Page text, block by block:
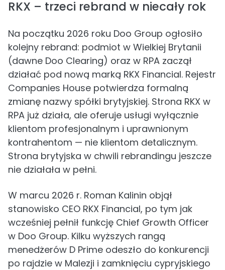
RKX – trzeci rebrand w niecały rok
Na początku 2026 roku Doo Group ogłosiło
kolejny rebrand: podmiot w Wielkiej Brytanii
(dawne Doo Clearing) oraz w RPA zaczął
działać pod nową marką RKX Financial. Rejestr
Companies House potwierdza formalną
zmianę nazwy spółki brytyjskiej. Strona RKX w
RPA już działa, ale oferuje usługi wyłącznie
klientom profesjonalnym i uprawnionym
kontrahentom — nie klientom detalicznym.
Strona brytyjska w chwili rebrandingu jeszcze
nie działała w pełni.
W marcu 2026 r. Roman Kalinin objął
stanowisko CEO RKX Financial, po tym jak
wcześniej pełnił funkcję Chief Growth Officer
w Doo Group. Kilku wyższych rangą
menedżerów D Prime odeszło do konkurencji
po rajdzie w Malezji i zamknięciu cypryjskiego